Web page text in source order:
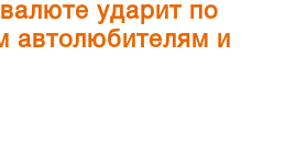
ударит по
автолюбителям и